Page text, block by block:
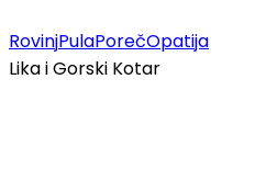
RovinjPulaPorečOpatija
Lika i Gorski Kotar